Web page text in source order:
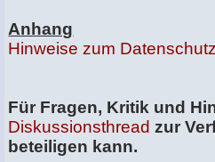
Anhang
Hinweise zum
Für Fragen, Kritik und
Diskussionsthread zur
beteiligen kann.